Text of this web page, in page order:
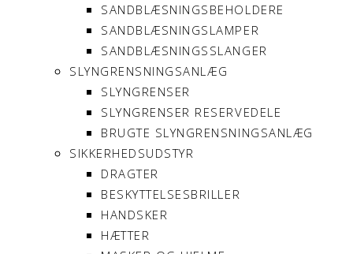
SANDBLÆSNINGSBEHOLDERE
SANDBLÆSNINGSLAMPER
SANDBLÆSNINGSSLANGER
SLYNGRENSNINGSANLÆG
SLYNGRENSER
SLYNGRENSER RESERVEDELE
BRUGTE SLYNGRENSNINGSANLÆG
SIKKERHEDSUDSTYR
DRAGTER
BESKYTTELSESBRILLER
HANDSKER
HÆTTER